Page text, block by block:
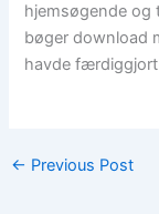
hjemsøgende
bøger download
havde
← Previous Post